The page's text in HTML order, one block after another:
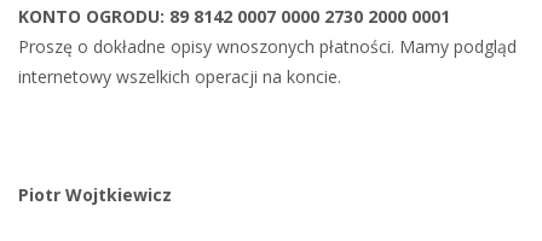
KONTO OGRODU: 89 8142 0007 0000 2730 2000 0001
Proszę o dokładne opisy wnoszonych płatności. Mamy podgląd
internetowy wszelkich operacji na koncie.
Piotr Wojtkiewicz